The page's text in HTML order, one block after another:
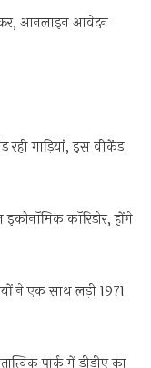
आनलाइन आवेदन
गाड़ियां, इस वीकेंड
इकोनॉमिक कॉरिडोर, होंगे
ने एक साथ लड़ी 1971